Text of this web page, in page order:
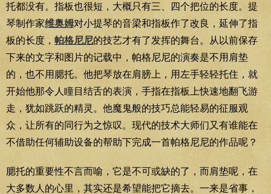
托都没有。指板也很短，大概只有三、四个把位的长度。提
琴制作家维奥姆对小提琴的音梁和指板作了改良，延伸了指
板的长度， 帕格尼尼的技艺才有了发挥的舞台。从以前保存
下来的文字和图片的记载中，帕格尼尼的演奏是不用肩垫
的，也不用腮托。他把琴放在肩膀上，用左手轻轻托住，就
开始他那令人瞳目结舌的表演，手指在指板上快速地翻飞游
走，犹如跳跃的精灵。他魔鬼般的技巧总能轻易的征服观
众，让所有的同行为之惊叹。现代的技术大师们又有谁能在
不借助任何辅助设备的帮助下完成一首帕格尼尼的作品呢？
腮托的重要性不言而喻，它是不可或缺的了，而肩垫呢，在
大多数人的心里，其实还是希望能把它摘去。一来是省事，